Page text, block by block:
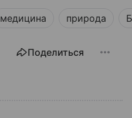
медицина природа
Поделиться